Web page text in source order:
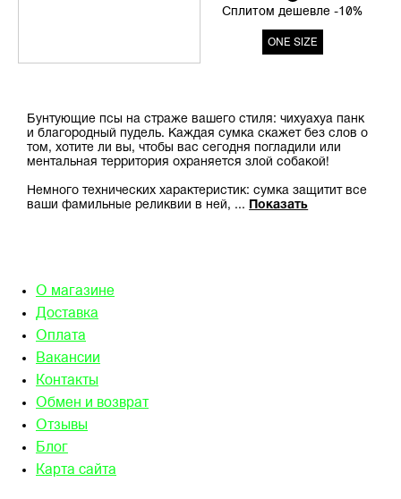
Сплитом дешевле -10%
ONE SIZE
Бунтующие псы на страже вашего стиля: чихуахуа панк
и благородный пудель. Каждая сумка скажет без слов о
том, хотите ли вы, чтобы вас сегодня погладили или
ментальная территория охраняется злой собакой!
Немного технических характеристик: сумка защитит все
ваши фамильные реликвии в ней, ... Показать
О магазине
Доставка
Оплата
Вакансии
Контакты
Обмен и возврат
Отзывы
Блог
Карта сайта